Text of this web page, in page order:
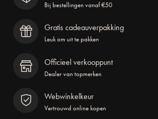
Bij bestellingen vanaf €50
Gratis cadeauverpakking
Leuk om uit te pakken
Officieel verkooppunt
Dealer van topmerken
Webwinkelkeur
Vertrouwd online kopen